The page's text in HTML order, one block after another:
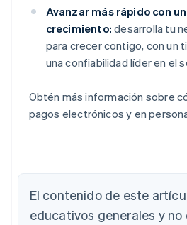
Avanzar más rápido con
crecimiento: desarrolla tu
para crecer contigo, con un
una confiabilidad líder en el
Obtén más información sobre
pagos electrónicos y en
El contenido de este
educativos generales y
Alemania
Austria
Bélgica
Nederlands FrançaisDeutsch